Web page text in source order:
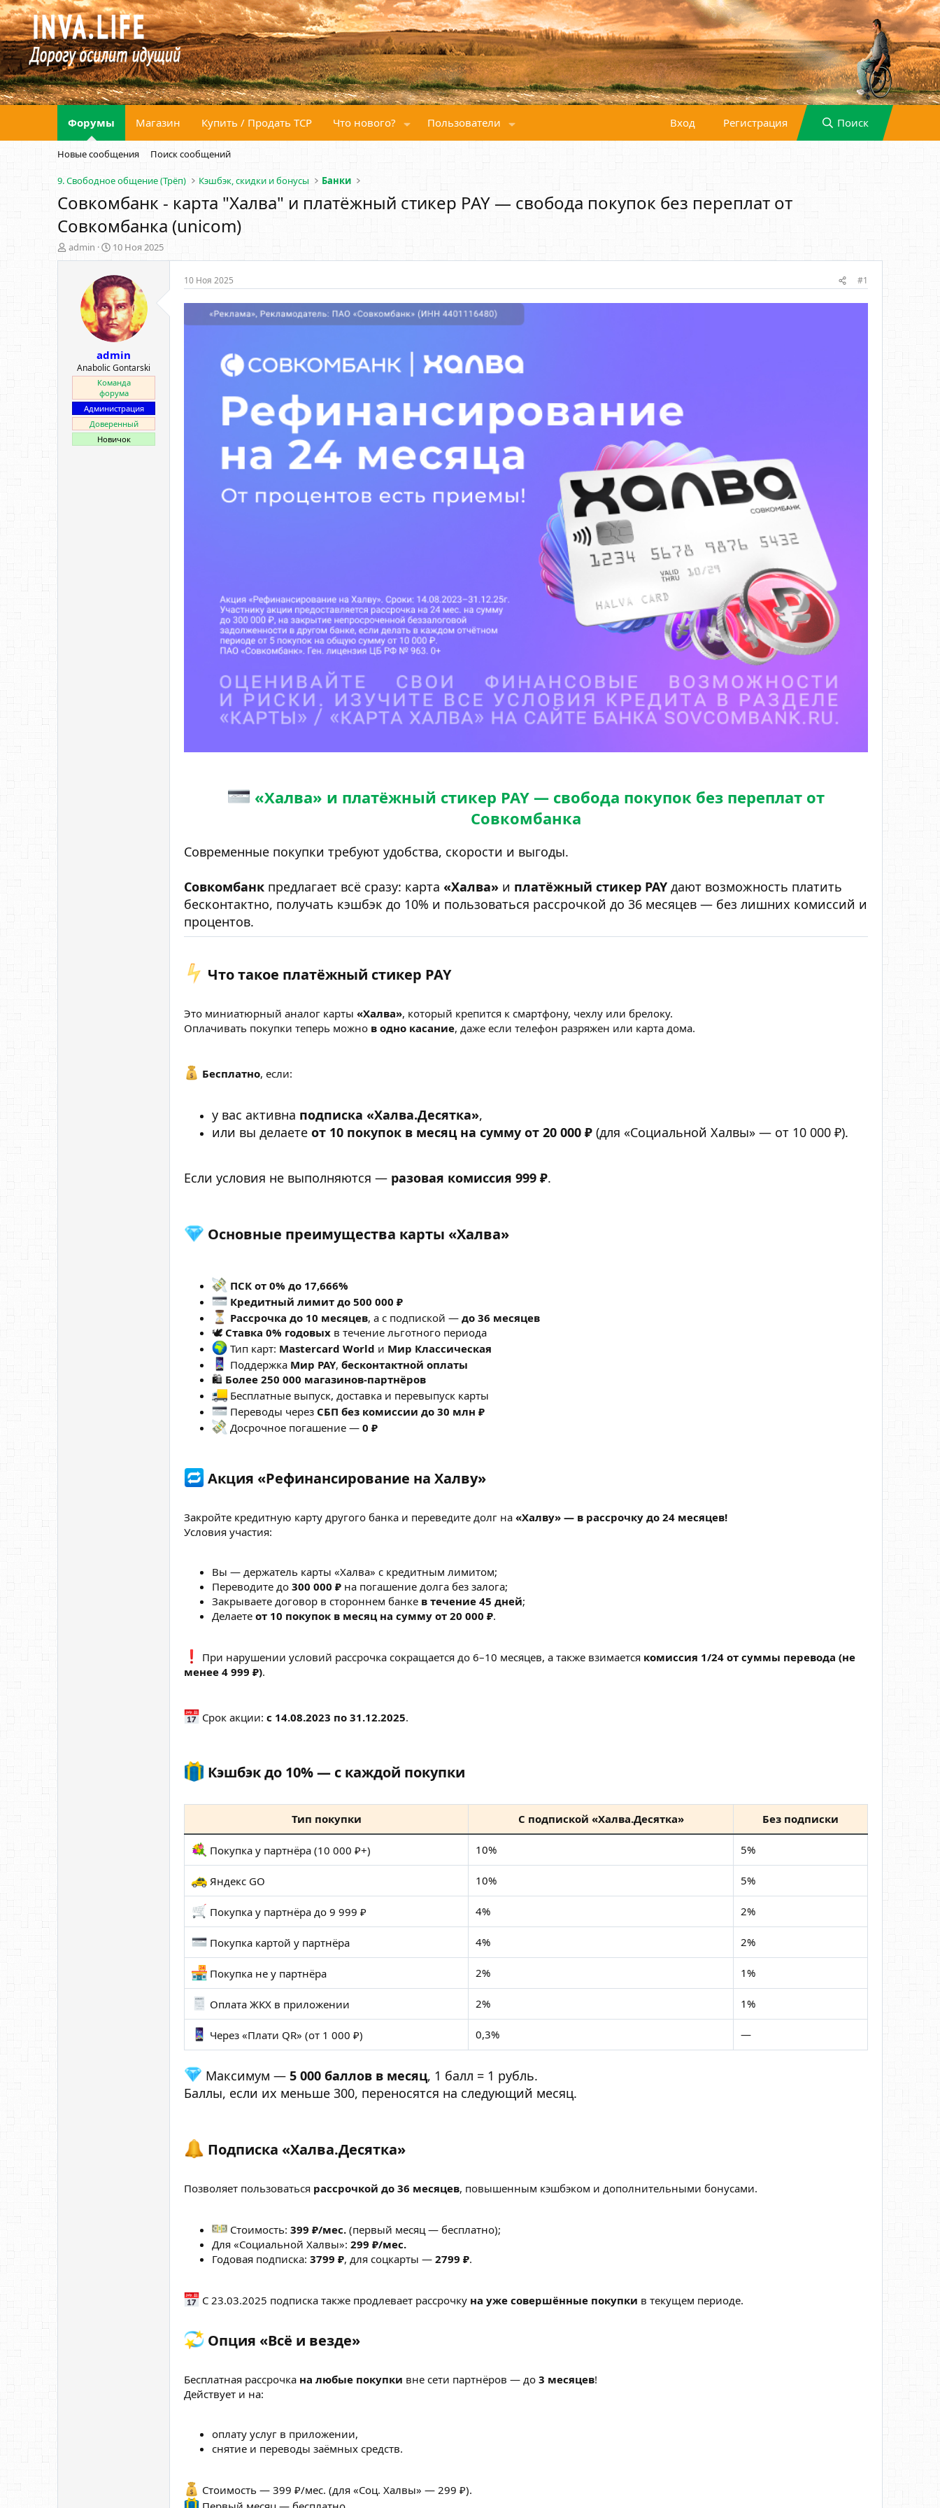
Форумы Магазин Купить / Продать ТСР Что нового? Пользователи Вход Регистрация Поиск
Новые сообщения Поиск сообщений
9. Свободное общение (Трёп) Кэшбэк, скидки и бонусы Банки
Совкомбанк - карта "Халва" и платёжный стикер PAY — свобода покупок без переплат от
Совкомбанка (unicom)
А
в
admin
Д
а
а
н
а
ч
а
а
10 Ноя 2025
admin
Anabolic Gontarski
Команда
форума
Администрация
Доверенный
Новичок
10 Ноя 2025 #1
«Халва» и платёжный стикер PAY — свобода покупок без переплат от
Совкомбанка
Современные покупки требуют удобства, скорости и выгоды.
Совкомбанк предлагает всё сразу: карта «Халва» и платёжный стикер PAY дают возможность платить
бесконтактно, получать кэшбэк до 10% и пользоваться рассрочкой до 36 месяцев — без лишних комиссий и
процентов.
Что такое платёжный стикер PAY​
Это миниатюрный аналог карты «Халва», который крепится к смартфону, чехлу или брелоку.
Оплачивать покупки теперь можно в одно касание, даже если телефон разряжен или карта дома.
Бесплатно, если:
у вас активна подписка «Халва.Десятка»,
или вы делаете от 10 покупок в месяц на сумму от 20 000 ₽ (для «Социальной Халвы» — от 10 000 ₽).
Если условия не выполняются — разовая комиссия 999 ₽.
Основные преимущества карты «Халва»​
ПСК от 0% до 17,666%
Кредитный лимит до 500 000 ₽
Рассрочка до 10 месяцев, а с подпиской — до 36 месяцев
🕊 Ставка 0% годовых в течение льготного периода
Тип карт: Mastercard World и Мир Классическая
Поддержка Мир PAY, бесконтактной оплаты
🛍 Более 250 000 магазинов-партнёров
Бесплатные выпуск, доставка и перевыпуск карты
Переводы через СБП без комиссии до 30 млн ₽
Досрочное погашение — 0 ₽
Акция «Рефинансирование на Халву»​
Закройте кредитную карту другого банка и переведите долг на «Халву» — в рассрочку до 24 месяцев!
Условия участия:
Вы — держатель карты «Халва» с кредитным лимитом;
Переводите до 300 000 ₽ на погашение долга без залога;
Закрываете договор в стороннем банке в течение 45 дней;
Делаете от 10 покупок в месяц на сумму от 20 000 ₽.
При нарушении условий рассрочка сокращается до 6–10 месяцев, а также взимается комиссия 1/24 от суммы перевода (не
менее 4 999 ₽).
Срок акции: с 14.08.2023 по 31.12.2025.
Кэшбэк до 10% — с каждой покупки​
Тип покупки С подпиской «Халва.Десятка» Без подписки
Покупка у партнёра (10 000 ₽+) 10% 5%
Яндекс GO 10% 5%
Покупка у партнёра до 9 999 ₽ 4% 2%
Покупка картой у партнёра 4% 2%
Покупка не у партнёра 2% 1%
Оплата ЖКХ в приложении 2% 1%
Через «Плати QR» (от 1 000 ₽) 0,3% —
Максимум —5 000 баллов в месяц, 1 балл = 1 рубль.
Баллы, если их меньше 300, переносятся на следующий месяц.
Подписка «Халва.Десятка»​
Позволяет пользоваться рассрочкой до 36 месяцев, повышенным кэшбэком и дополнительными бонусами.
Стоимость: 399 ₽/мес. (первый месяц — бесплатно);
Для «Социальной Халвы»: 299 ₽/мес.
Годовая подписка: 3799 ₽, для соцкарты — 2799 ₽.
С 23.03.2025 подписка также продлевает рассрочку на уже совершённые покупки в текущем периоде.
Опция «Всё и везде»​
Бесплатная рассрочка на любые покупки вне сети партнёров — до 3 месяцев!
Действует и на:
оплату услуг в приложении,
снятие и переводы заёмных средств.
Стоимость — 399 ₽/мес. (для «Соц. Халвы» — 299 ₽).